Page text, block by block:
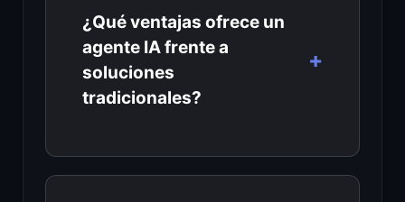
¿Qué ventajas ofrece un
agente IA frente a
soluciones
tradicionales?